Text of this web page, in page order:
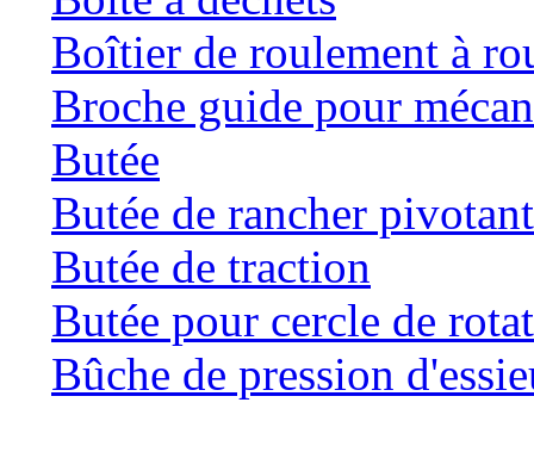
Boîtier de roulement à
Broche guide pour
Butée
Butée de rancher
Butée de traction
Butée pour cercle de
Bûche de pression